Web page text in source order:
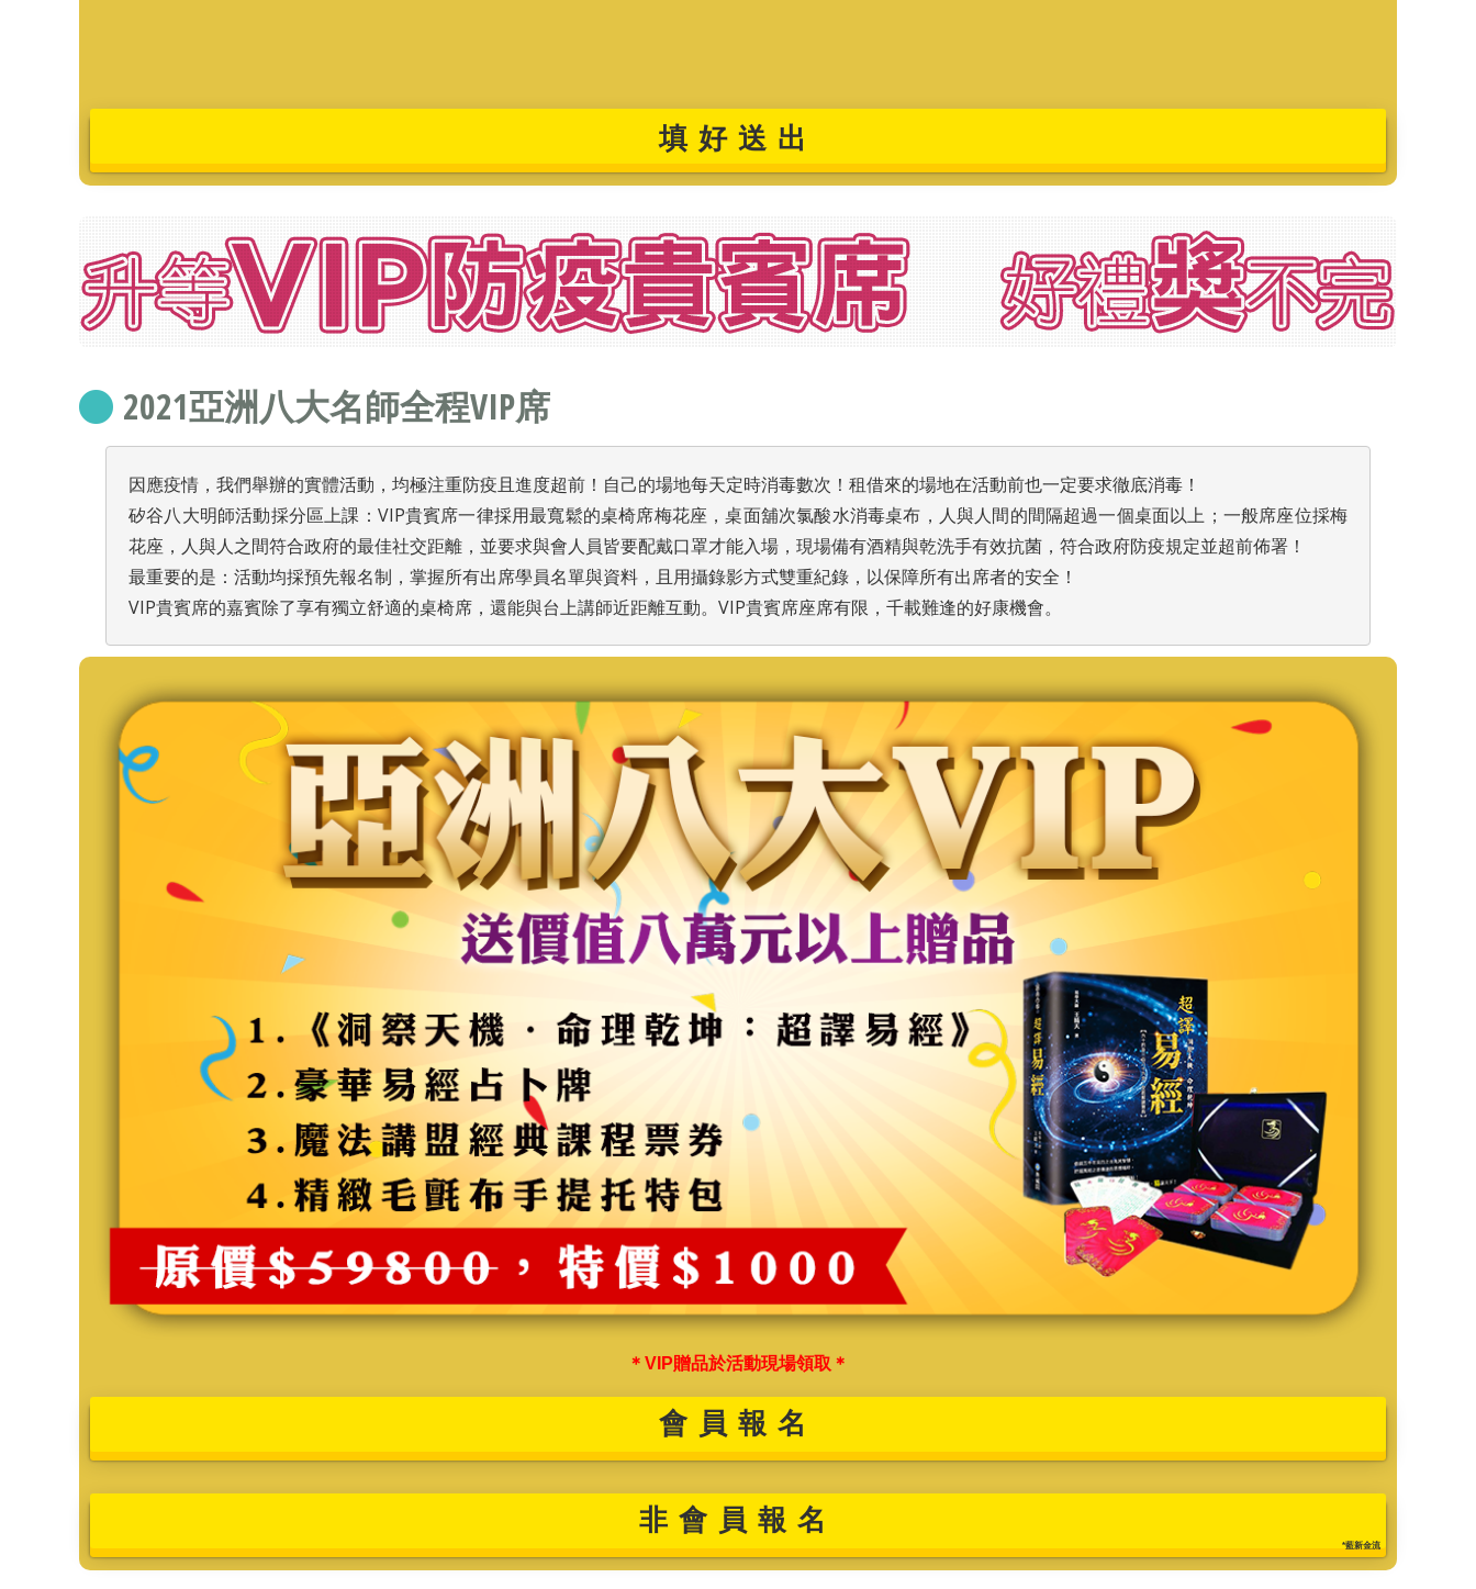
填好送出
2021亞洲八大名師全程VIP席
因應疫情，我們舉辦的實體活動，均極注重防疫且進度超前！自己的場地每天定時消毒數次！租借來的場地在活動前也一定要求徹底消毒！
矽谷八大明師活動採分區上課：VIP貴賓席一律採用最寬鬆的桌椅席梅花座，桌面舖次氯酸水消毒桌布，人與人間的間隔超過一個桌面以上；一般席座位採梅
花座，人與人之間符合政府的最佳社交距離，並要求與會人員皆要配戴口罩才能入場，現場備有酒精與乾洗手有效抗菌，符合政府防疫規定並超前佈署！
最重要的是：活動均採預先報名制，掌握所有出席學員名單與資料，且用攝錄影方式雙重紀錄，以保障所有出席者的安全！
VIP貴賓席的嘉賓除了享有獨立舒適的桌椅席，還能與台上講師近距離互動。VIP貴賓席座席有限，千載難逢的好康機會。
＊VIP贈品於活動現場領取＊
會員報名
非會員報名
*藍新金流